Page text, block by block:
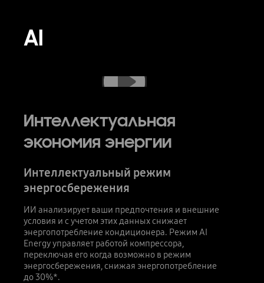
AI
Интеллектуальная
экономия энергии
Интеллектуальный режим
энергосбережения
ИИ анализирует ваши предпочтения и внешние
условия и с учетом этих данных снижает
энергопотребление кондиционера. Режим AI
Energy управляет работой компрессора,
переключая его когда возможно в режим
энергосбережения, снижая энергопотребление
до 30%*.